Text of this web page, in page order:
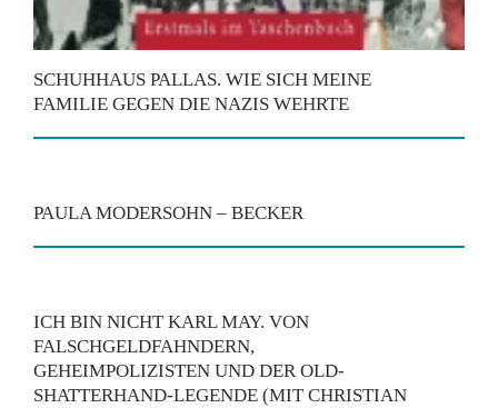
SCHUHHAUS PALLAS. WIE SICH MEINE
FAMILIE GEGEN DIE NAZIS WEHRTE
PAULA MODERSOHN – BECKER
ICH BIN NICHT KARL MAY. VON
FALSCHGELDFAHNDERN,
GEHEIMPOLIZISTEN UND DER OLD-
SHATTERHAND-LEGENDE (MIT CHRISTIAN